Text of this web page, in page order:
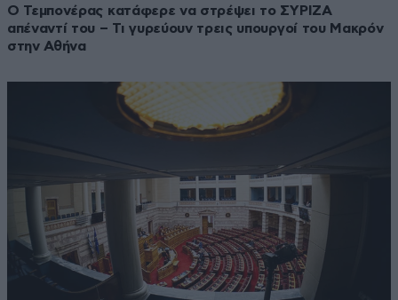
Ο Τεμπονέρας κατάφερε να στρέψει το ΣΥΡΙΖΑ
απέναντί του – Τι γυρεύουν τρεις υπουργοί του Μακρόν
στην Αθήνα